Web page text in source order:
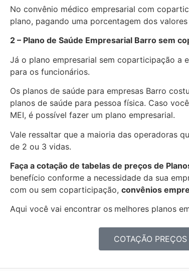
No convênio médico empresarial com
plano, pagando uma porcentagem dos
2 – Plano de Saúde Empresarial Barro sem
Já o plano empresarial sem coparticipação a
para os funcionários.
Os planos de saúde para empresas Barro
planos de saúde para pessoa física. Caso
MEI, é possível fazer um plano empresarial.
Vale ressaltar que a maioria das operadoras
de 2 ou 3 vidas.
Faça a cotação de tabelas de preços de
benefício conforme a necessidade da sua
com ou sem coparticipação, convênios
Aqui você vai encontrar os melhores planos
COTAÇÃO